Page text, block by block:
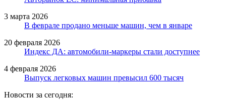
3 марта 2026
В феврале продано меньше машин, чем в январе
20 февраля 2026
Индекс ДА: автомобили-маркеры стали доступнее
4 февраля 2026
Выпуск легковых машин превысил 600 тысяч
Новости за сегодня: